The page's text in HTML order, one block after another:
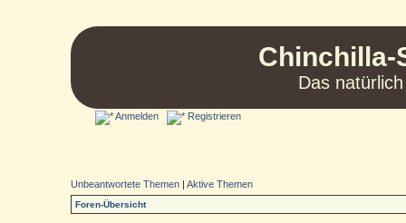
Chinchilla-
Das
Anmelden Registrieren
Unbeantwortete Themen |Aktive Themen
Foren-Übersicht